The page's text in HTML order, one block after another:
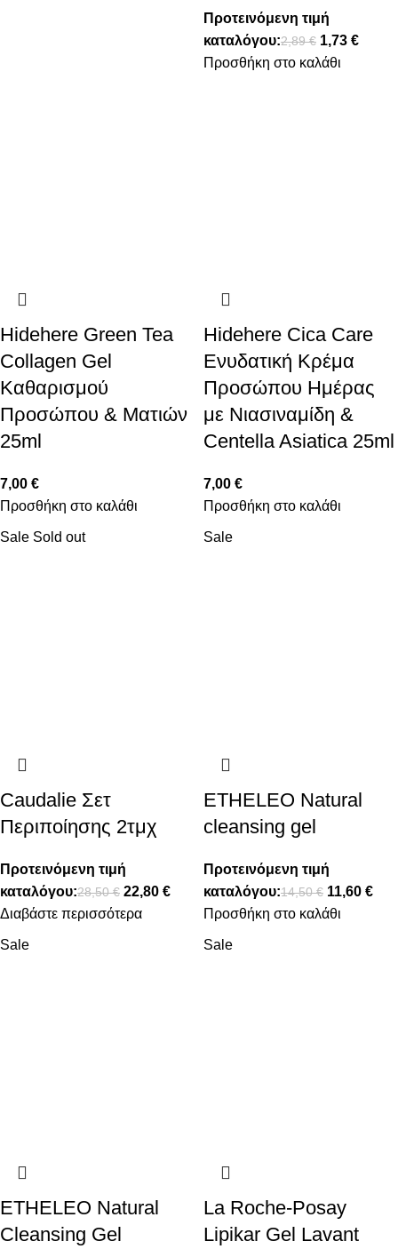
Προτεινόμενη τιμή
καταλόγου:2,89€ 1,73 €
Προσθήκη στο καλάθι
Hidehere Green Tea
Collagen Gel
Καθαρισμού
Προσώπου & Ματιών
25ml
7,00 €
Προσθήκη στο καλάθι
Hidehere Cica Care
Ενυδατική Κρέμα
Προσώπου Ημέρας
με Νιασιναμίδη &
Centella Asiatica 25ml
7,00 €
Προσθήκη στο καλάθι
Sale Sold out
Caudalie Σετ
Περιποίησης 2τμχ
Προτεινόμενη τιμή
καταλόγου:28,50€ 22,80 €
Διαβάστε περισσότερα
Sale
ETHELEO Natural
cleansing gel
Προτεινόμενη τιμή
καταλόγου:14,50€ 11,60 €
Προσθήκη στο καλάθι
Sale
ETHELEO Natural
Cleansing Gel
Sale
La Roche-Posay
Lipikar Gel Lavant